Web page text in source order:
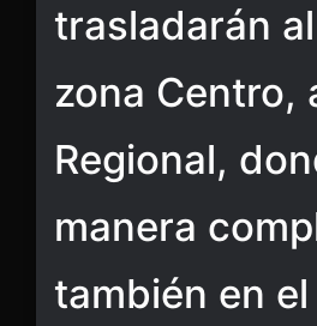
trasladarán
zona Centro,
Regional,
manera
también en